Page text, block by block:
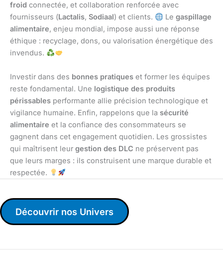
froid connectée, et collaboration renforcée avec
fournisseurs (Lactalis, Sodiaal) et clients. Le gaspillage
alimentaire, enjeu mondial, impose aussi une réponse
éthique : recyclage, dons, ou valorisation énergétique des
invendus.
Investir dans des bonnes pratiques et former les équipes
reste fondamental. Une logistique des produits
périssables performante allie précision technologique et
vigilance humaine. Enfin, rappelons que la sécurité
alimentaire et la confiance des consommateurs se
gagnent dans cet engagement quotidien. Les grossistes
qui maîtrisent leur gestion des DLC ne préservent pas
que leurs marges : ils construisent une marque durable et
respectée.
Découvrir nos Univers